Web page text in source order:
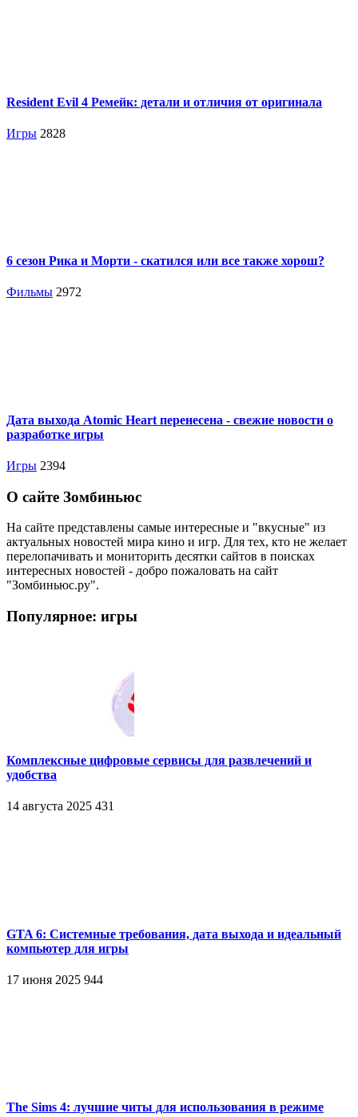
Resident Evil 4 Ремейк: детали и отличия от оригинала
Игры 2828
6 сезон Рика и Морти - скатился или все также хорош?
Фильмы 2972
Дата выхода Atomic Heart перенесена - свежие новости о
разработке игры
Игры 2394
О сайте Зомбиньюс
На сайте представлены самые интересные и "вкусные" из
актуальных новостей мира кино и игр. Для тех, кто не желает
перелопачивать и мониторить десятки сайтов в поисках
интересных новостей - добро пожаловать на сайт
"Зомбиньюс.ру".
Популярное: игры
Комплексные цифровые сервисы для развлечений и
удобства
14 августа 2025 431
GTA 6: Системные требования, дата выхода и идеальный
компьютер для игры
17 июня 2025 944
The Sims 4: лучшие читы для использования в режиме